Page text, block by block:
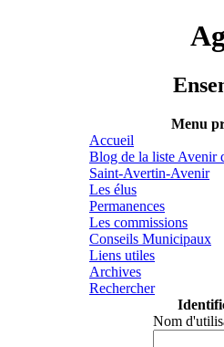
Menu
Accueil
Blog de la liste Avenir
Saint-Avertin-Avenir
Les élus
Permanences
Les commissions
Conseils Municipaux
Liens utiles
Archives
Rechercher
Nom